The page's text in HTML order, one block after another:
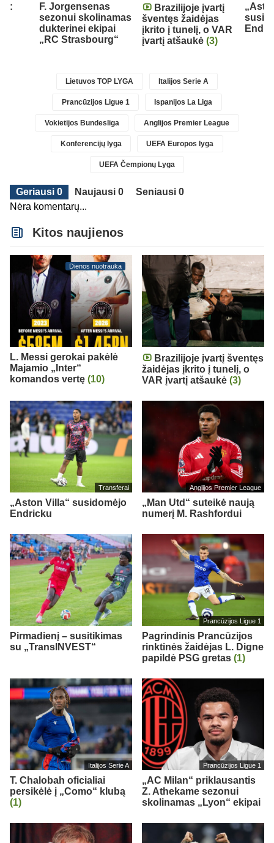
F. Jorgensenas
sezonui skolinamas
dukterinei ekipai
„RC Strasbourg“
Brazilijoje įvartį
šventęs žaidėjas
įkrito į tunelį, o VAR
įvartį atšaukė (3)
Lietuvos TOP LYGA Italijos Serie A
Prancūzijos Ligue 1 Ispanijos La Liga
Vokietijos Bundesliga Anglijos Premier League
Konferencijų lyga UEFA Europos lyga
UEFA Čempionų Lyga
Geriausi 0 Naujausi 0
Seniausi 0
Nėra komentarų...
Kitos naujienos
Dienos nuotrauka
L. Messi gerokai pakėlė
Majamio „Inter“
komandos vertę (10)
Brazilijoje įvartį šventęs
žaidėjas įkrito į tunelį, o
VAR įvartį atšaukė (3)
Transferai
„Aston Villa“ susidomėjo
Endricku
Anglijos Premier League
„Man Utd“ suteikė naują
numerį M. Rashfordui
Pirmadienį – susitikimas
su „TransINVEST“
Prancūzijos Ligue 1
Pagrindinis Prancūzijos
rinktinės žaidėjas L. Digne
papildė PSG gretas (1)
Italijos Serie A
T. Chalobah oficialiai
persikėlė į „Como“ klubą
(1)
Prancūzijos Ligue 1
„AC Milan“ priklausantis
Z. Athekame sezonui
skolinamas „Lyon“ ekipai